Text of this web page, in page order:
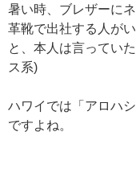
暑い時、ブレザーに
革靴で出社する人が
と、本人は言ってい
ス系)
ハワイでは「アロハ
ですよね。